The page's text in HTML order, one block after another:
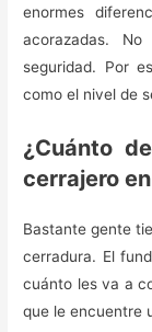
enormes
acorazadas.
seguridad. Por
como el nivel de
¿Cuánto
cerrajero
Bastante gente
cerradura. El
cuánto les va a
que le encuentre